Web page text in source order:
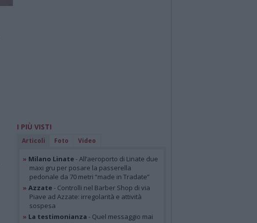
I PIÙ VISTI
Articoli Foto Video
» Milano Linate- All’aeroporto di Linate due
maxi gru per posare la passerella
pedonale da 70 metri “made in Tradate”
» Azzate- Controlli nel Barber Shop di via
Piave ad Azzate: irregolarità e attività
sospesa
» La testimonianza - Quel messaggio mai